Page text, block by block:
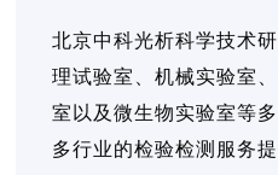
北京中科光析科学技术
理试验室、机械实验室
室以及微生物实验室等
多行业的检验检测服务